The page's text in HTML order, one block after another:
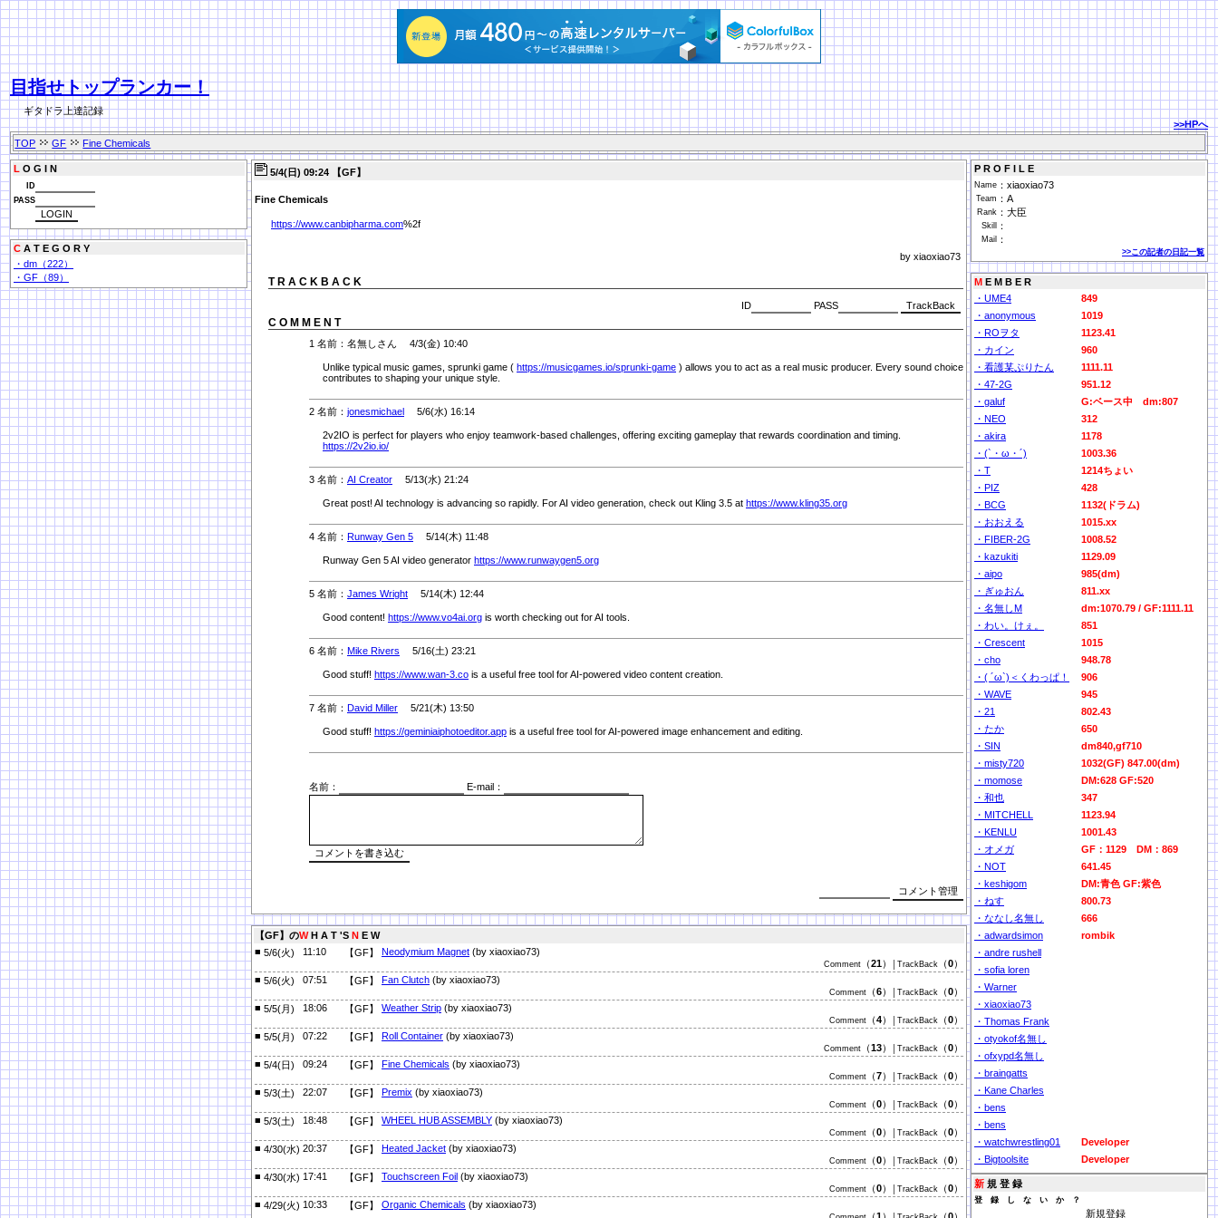
目指せトップランカー！
ギタドラ上達記録
>>HPへ
TOP
GF Fine Chemicals
L O G I N
ID
PASS
C A T E G O R Y
・dm（222）
・GF（89）
5/4(日) 09:24 【GF】
Fine Chemicals
https://www.canbipharma.com%2f
by xiaoxiao73
T R A C K B A C K
ID PASS
C O M M E N T
1 名前：名無しさん 4/3(金) 10:40
Unlike typical music games, sprunki game ( https://musicgames.io/sprunki-game ) allows you to act as a real music producer. Every sound choice
contributes to shaping your unique style.
2 名前： jonesmichael 5/6(水) 16:14
2v2IO is perfect for players who enjoy teamwork-based challenges, offering exciting gameplay that rewards coordination and timing.
https://2v2io.io/
3 名前： AI Creator 5/13(水) 21:24
Great post! AI technology is advancing so rapidly. For AI video generation, check out Kling 3.5 at https://www.kling35.org
4 名前： Runway Gen 5 5/14(木) 11:48
Runway Gen 5 AI video generator https://www.runwaygen5.org
5 名前： James Wright 5/14(木) 12:44
Good content! https://www.vo4ai.org is worth checking out for AI tools.
6 名前： Mike Rivers 5/16(土) 23:21
Good stuff! https://www.wan-3.co is a useful free tool for AI-powered video content creation.
7 名前： David Miller 5/21(木) 13:50
Good stuff! https://geminiaiphotoeditor.app is a useful free tool for AI-powered image enhancement and editing.
名前： E-mail：
【GF】のWH A T 'S N E W
■ 5/6(火) 11:10 【GF】 Neodymium Magnet (by xiaoxiao73)
Comment （21） │TrackBack （0）
■ 5/6(火) 07:51 【GF】 Fan Clutch (by xiaoxiao73)
Comment （6） │TrackBack （0）
■ 5/5(月) 18:06 【GF】 Weather Strip (by xiaoxiao73)
Comment （4） │TrackBack （0）
■ 5/5(月) 07:22 【GF】 Roll Container (by xiaoxiao73)
Comment （13） │TrackBack （0）
■ 5/4(日) 09:24 【GF】 Fine Chemicals (by xiaoxiao73)
Comment （7） │TrackBack （0）
■ 5/3(土) 22:07 【GF】 Premix (by xiaoxiao73)
Comment （0） │TrackBack （0）
■ 5/3(土) 18:48 【GF】 WHEEL HUB ASSEMBLY (by xiaoxiao73)
Comment （0） │TrackBack （0）
■ 4/30(水) 20:37 【GF】 Heated Jacket (by xiaoxiao73)
Comment （0） │TrackBack （0）
■ 4/30(水) 17:41 【GF】 Touchscreen Foil (by xiaoxiao73)
Comment （0） │TrackBack （0）
■ 4/29(火) 10:33 【GF】 Organic Chemicals (by xiaoxiao73)
（1 ） （0）
P R O F I L E
Name ： xiaoxiao73
Team ： A
Rank ： 大臣
Skill ：
Mail ：
>>この記者の日記一覧
M E M B E R
・UME4
849
・anonymous
1019
・ROヲタ
1123.41
・カイン
960
・看護某ぷりたん
1111.11
・47-2G
951.12
・galuf
G:ベース中 dm:807
・NEO
312
・akira
1178
・(`・ω・´)
1003.36
・T
1214ちょい
・PIZ
428
・BCG
1132(ドラム)
・おおえる
1015.xx
・FIBER-2G
1008.52
・kazukiti
1129.09
・aipo
985(dm)
・ぎゅおん
811.xx
・名無しM
dm:1070.79 / GF:1111.11
・わい。けぇ。
851
・Crescent
1015
・cho
948.78
・( ´ω`)＜くわっぱ！
906
・WAVE
945
・21
802.43
・たか
650
・SIN
dm840,gf710
・misty720
1032(GF) 847.00(dm)
・momose
DM:628 GF:520
・和也
347
・MITCHELL
1123.94
・KENLU
1001.43
・オメガ
GF：1129 DM：869
・NOT
641.45
・keshigom
DM:青色 GF:紫色
・ねす
800.73
・ななし名無し
666
・adwardsimon
rombik
・andre rushell
・sofia loren
・Warner
・xiaoxiao73
・Thomas Frank
・otyokof名無し
・ofxypd名無し
・braingatts
・Kane Charles
・bens
・bens
・watchwrestling01
Developer
・Bigtoolsite
Developer
新 規 登 録
登 録 し な い か ？